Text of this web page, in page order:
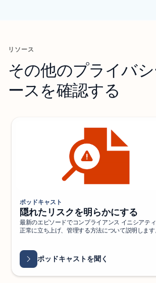
リソース
その他のプライバ
ースを確認する
ポッドキャスト
隠れたリスクを明らかにする
最新のエピソードでコンプライアンス イニシアテ
正常に立ち上げ、管理する方法について説明します
ポッドキャストを聞く